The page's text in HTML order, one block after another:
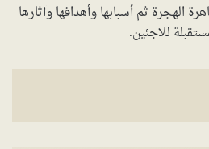
الهجرة ثم أسبابها وأهدافها وآثارها
للاجئين.